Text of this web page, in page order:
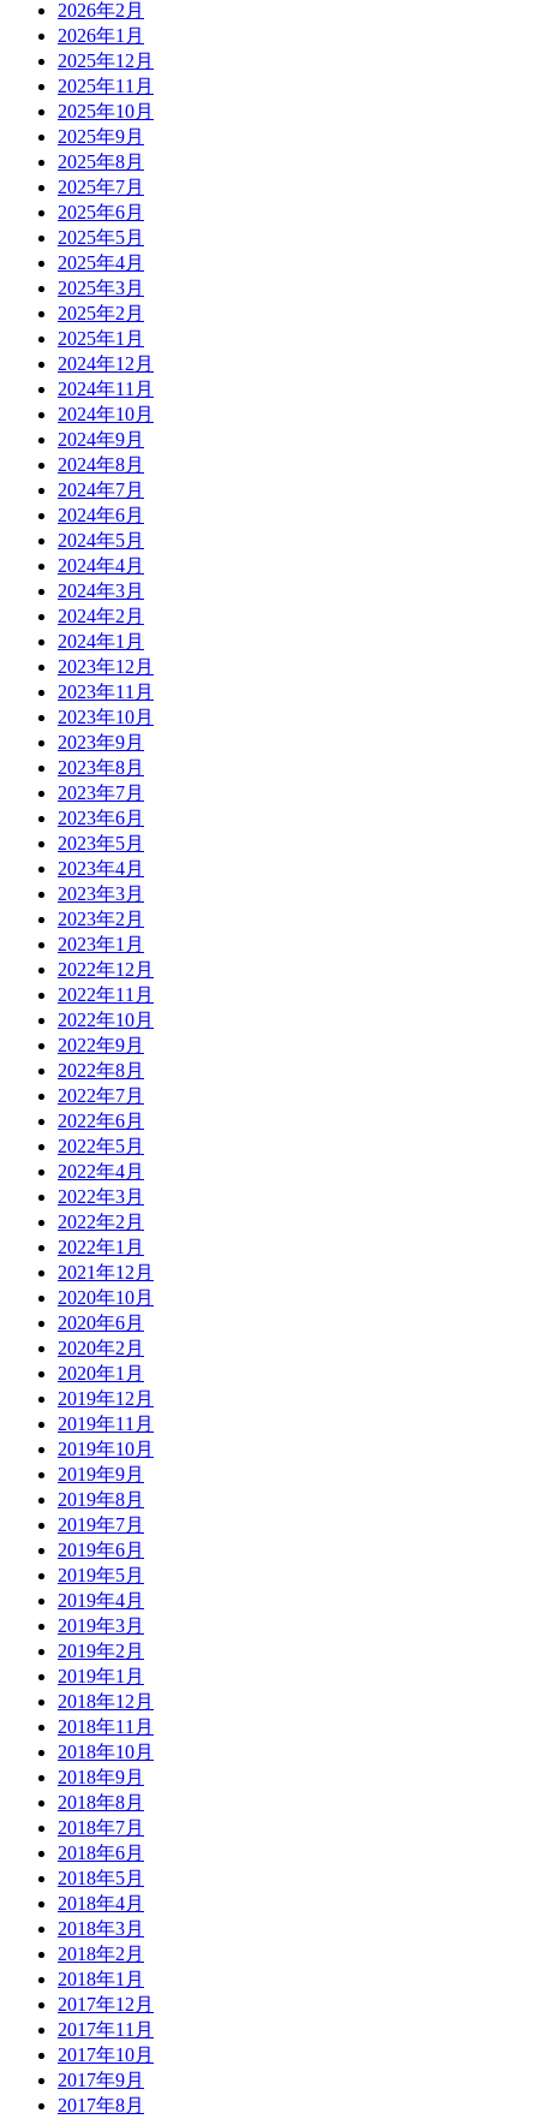
2026年2月
2026年1月
2025年12月
2025年11月
2025年10月
2025年9月
2025年8月
2025年7月
2025年6月
2025年5月
2025年4月
2025年3月
2025年2月
2025年1月
2024年12月
2024年11月
2024年10月
2024年9月
2024年8月
2024年7月
2024年6月
2024年5月
2024年4月
2024年3月
2024年2月
2024年1月
2023年12月
2023年11月
2023年10月
2023年9月
2023年8月
2023年7月
2023年6月
2023年5月
2023年4月
2023年3月
2023年2月
2023年1月
2022年12月
2022年11月
2022年10月
2022年9月
2022年8月
2022年7月
2022年6月
2022年5月
2022年4月
2022年3月
2022年2月
2022年1月
2021年12月
2020年10月
2020年6月
2020年2月
2020年1月
2019年12月
2019年11月
2019年10月
2019年9月
2019年8月
2019年7月
2019年6月
2019年5月
2019年4月
2019年3月
2019年2月
2019年1月
2018年12月
2018年11月
2018年10月
2018年9月
2018年8月
2018年7月
2018年6月
2018年5月
2018年4月
2018年3月
2018年2月
2018年1月
2017年12月
2017年11月
2017年10月
2017年9月
2017年8月